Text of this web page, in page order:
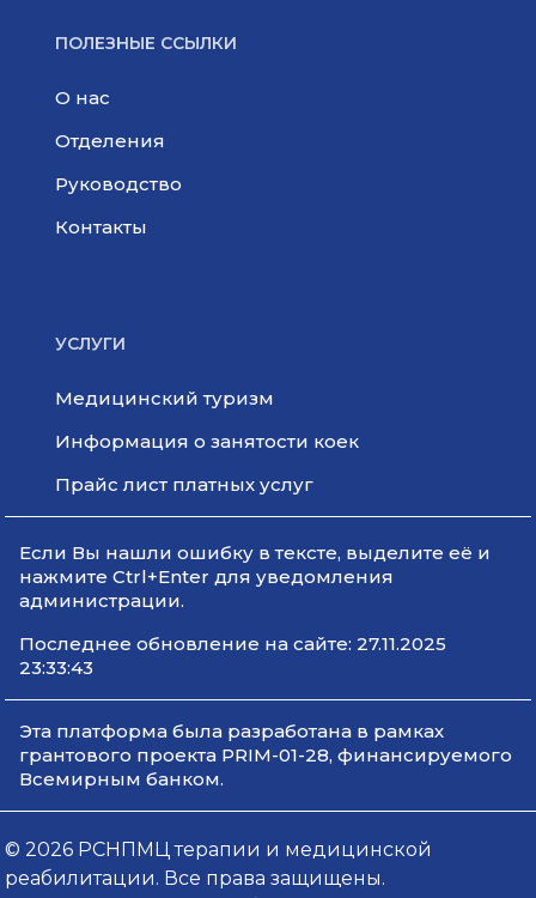
ПОЛЕЗНЫЕ ССЫЛКИ
О нас
Отделения
Руководство
Контакты
УСЛУГИ
Медицинский туризм
Информация о занятости коек
Прайс лист платных услуг
Если Вы нашли ошибку в тексте, выделите её и
нажмите Ctrl+Enter для уведомления
администрации.
Последнее обновление на сайте: 27.11.2025
23:33:43
Эта платформа была разработана в рамках
грантового проекта PRIM-01-28, финансируемого
Всемирным банком.
© 2026 РСНПМЦ терапии и медицинской
реабилитации. Все права защищены.